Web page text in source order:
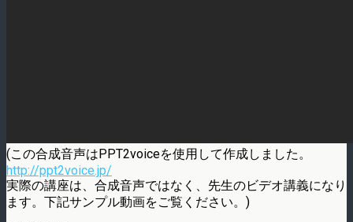
(この合成音声はPPT2voiceを使用して作成しました。
http://ppt2voice.jp/
実際の講座は、合成音声ではなく、先生のビデオ講義になり
ます。下記サンプル動画をご覧ください。)